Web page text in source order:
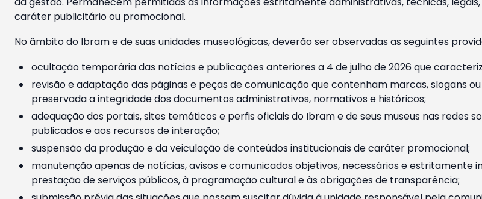
caráter publicitário ou promocional.
No âmbito do Ibram e de suas unidades museológicas, deverão ser observadas as seguintes
ocultação temporária das notícias e publicações anteriores a 4 de julho de 2026 que
revisão e adaptação das páginas e peças de comunicação que contenham marcas, slogans
preservada a integridade dos documentos administrativos, normativos e históricos;
adequação dos portais, sites temáticos e perfis oficiais do Ibram e de seus museus nas redes
publicados e aos recursos de interação;
suspensão da produção e da veiculação de conteúdos institucionais de caráter promocional;
manutenção apenas de notícias, avisos e comunicados objetivos, necessários e estritamente
prestação de serviços públicos, à programação cultural e às obrigações de transparência;